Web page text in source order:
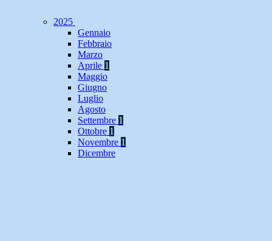
2025
Gennaio
Febbraio
Marzo
Aprile 1
Maggio
Giugno
Luglio
Agosto
Settembre 1
Ottobre 1
Novembre 1
Dicembre